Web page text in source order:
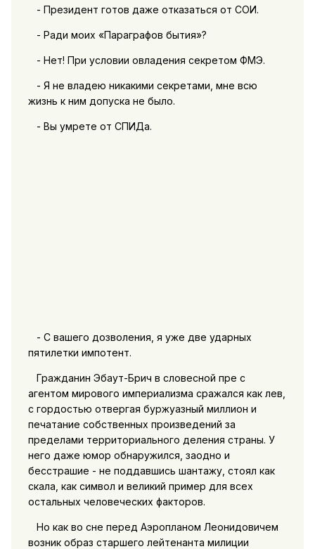
- Президент готов даже отказаться от СОИ.
- Ради моих «Параграфов бытия»?
- Нет! При условии овладения секретом ФМЭ.
- Я не владею никакими секретами, мне всю
жизнь к ним допуска не было.
- Вы умрете от СПИДа.
- С вашего дозволения, я уже две ударных
пятилетки импотент.
Гражданин Эбаут-Брич в словесной пре с
агентом мирового империализма сражался как лев,
с гордостью отвергая буржуазный миллион и
печатание собственных произведений за
пределами территориального деления страны. У
него даже юмор обнаружился, заодно и
бесстрашие - не поддавшись шантажу, стоял как
скала, как символ и великий пример для всех
остальных человеческих факторов.
Но как во сне перед Аэропланом Леонидовичем
возник образ старшего лейтенанта милиции